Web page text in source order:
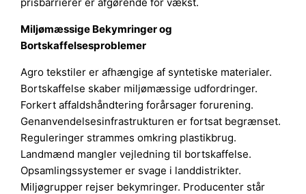
Miljømæssige Bekymringer og
Bortskaffelsesproblemer
Agro tekstiler er afhængige af syntetiske materialer.
Bortskaffelse skaber miljømæssige udfordringer.
Forkert affaldshåndtering forårsager forurening.
Genanvendelsesinfrastrukturen er fortsat begrænset.
Reguleringer strammes omkring plastikbrug.
Landmænd mangler vejledning til bortskaffelse.
Opsamlingssystemer er svage i landdistrikter.
Miljøgrupper rejser bekymringer. Producenter står